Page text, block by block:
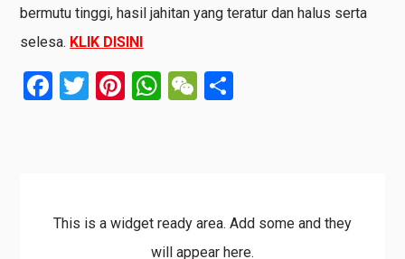
bermutu tinggi, hasil jahitan yang teratur dan halus serta
selesa. KLIK DISINI
Facebook
Twitter
Pinterest
WhatsApp
WeChat
This is a widget ready area. Add some and they
will appear here.